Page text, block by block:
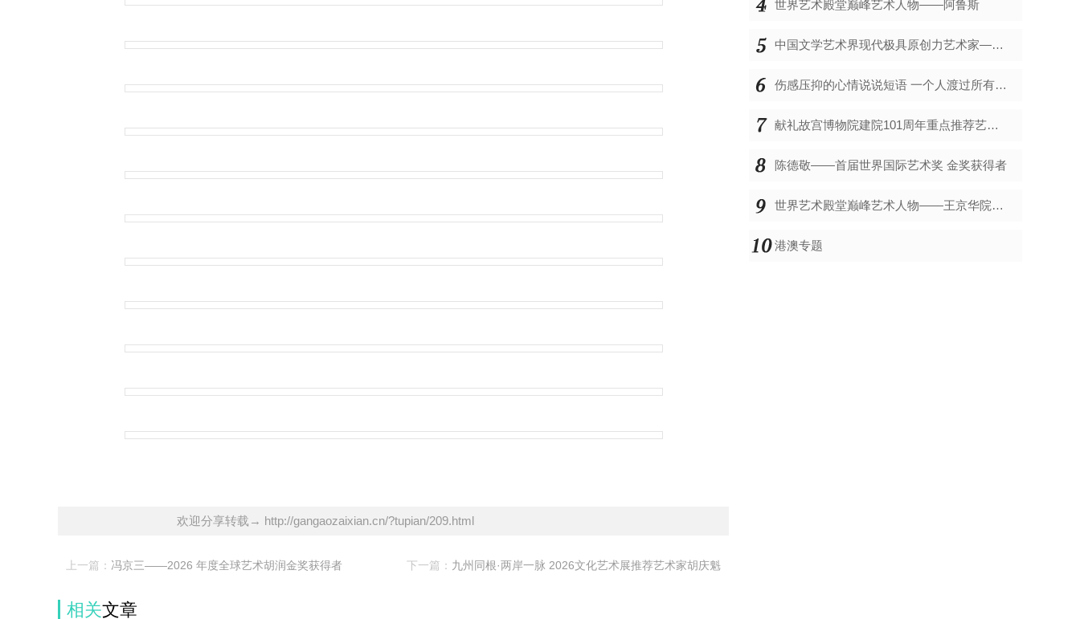
欢迎分享转载→ http://gangaozaixian.cn/?tupian/209.html
上一篇： 冯京三——2026 年度全球艺术胡润金奖获得者 下一篇： 九州同根·两岸一脉 2026文化艺术展推荐艺术家胡庆魁
相关文章
世界艺术殿堂巅峰艺术人物——阿鲁斯
中国文学艺术界现代极具原创力艺术家——郑碎孟
伤感压抑的心情说说短语 一个人渡过所有煎熬的日子
​献礼故宫博物院建院101周年重点推荐艺术家——刘德功
​陈德敬——首届世界国际艺术奖 金奖获得者
世界艺术殿堂巅峰艺术人物——王京华院士(元祖)
港澳专题